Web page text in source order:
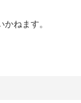
ねます。